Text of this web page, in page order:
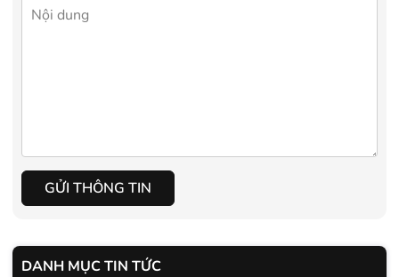
GỬI THÔNG TIN
DANH MỤC TIN TỨC